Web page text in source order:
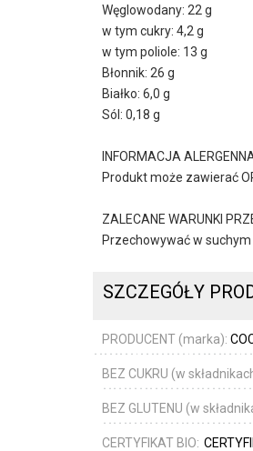
Węglowodany: 22 g
w tym cukry: 4,2 g
w tym poliole: 13 g
Błonnik: 26 g
Białko: 6,0 g
Sól: 0,18 g
INFORMACJA
Produkt może zawierać
ZALECANE WARUNKI
Przechowywać w suchym
SZCZEGÓŁY
PRODUCENT (marka):
BEZ CUKRU (w
BEZ GLUTENU (w
CERTYFIKAT BIO: